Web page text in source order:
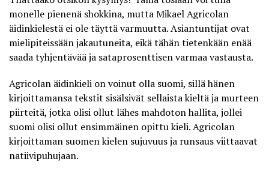
monelle pienenä shokkina, muttaMikael Agricolan
äidinkielestä ei ole täyttä varmuutta. Asiantuntijat ovat
mielipiteissään jakautuneita, eikä tähän tietenkään enää
saada tyhjentävää ja sataprosenttisen varmaa vastausta.
Agricolan äidinkieli on voinut olla suomi, sillä hänen
kirjoittamansa tekstit sisälsivät sellaista kieltä ja murteen
piirteitä, jotka olisi ollut lähes mahdoton hallita, jollei
suomi olisi ollut ensimmäinen opittu kieli. Agricolan
kirjoittaman suomen kielen sujuvuus ja runsaus viittaavat
natiivipuhujaan.